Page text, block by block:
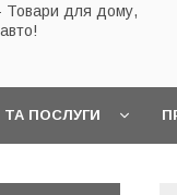
Товари для дому,
ТА ПОСЛУГИ